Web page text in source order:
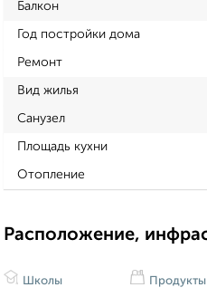
Балкон
Год постройки дома
Ремонт
Вид жилья
Санузел
Площадь кухни
Отопление
Расположение,
Школы Продукты